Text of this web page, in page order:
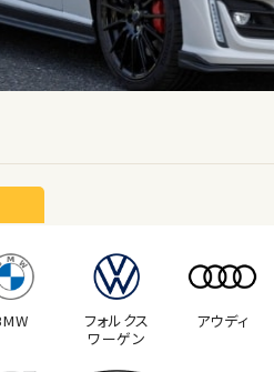
フォルクス
ワーゲン
アウディ